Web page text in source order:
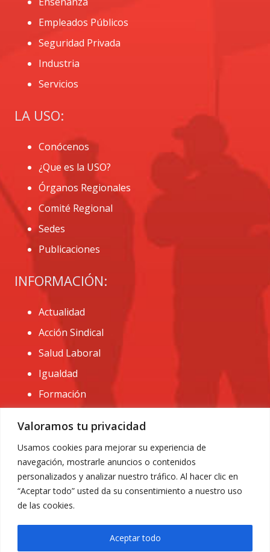
Valoramos tu privacidad
Usamos cookies para mejorar su experiencia de
navegación, mostrarle anuncios o contenidos
personalizados y analizar nuestro tráfico. Al hacer clic en
“Aceptar todo” usted da su consentimiento a nuestro uso
de las cookies.
Aceptar todo
Empleados Públicos
Seguridad Privada
Industria
Servicios
LA USO:
Conócenos
¿Que es la USO?
Órganos Regionales
Comité Regional
Sedes
Publicaciones
INFORMACIÓN:
Actualidad
Acción Sindical
Salud Laboral
Igualdad
Formación
CONTACTO:
administracion@usomurcia.org
968 25 01 20
C/ Huerto de las bombas nº6. 30009 Murcia